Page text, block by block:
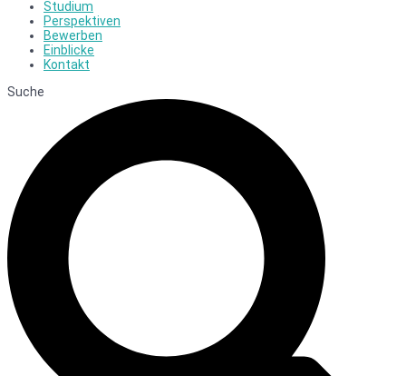
Studium
Perspektiven
Bewerben
Einblicke
Kontakt
Suche